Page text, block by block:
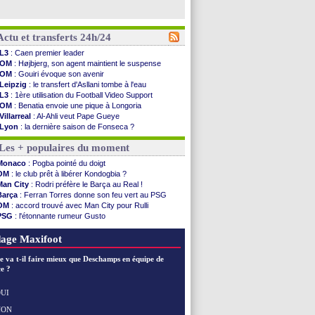
et transferts 24h/24
L3 : Caen premier leader
OM : Højbjerg, son agent maintient le suspense
OM : Gouiri évoque son avenir
Leipzig : le transfert d'Asllani tombe à l'eau
L3 : 1ère utilisation du Football Video Support
OM : Benatia envoie une pique à Longoria
Villarreal : Al-Ahli veut Pape Gueye
Lyon : la dernière saison de Fonseca ?
OM: un nouveau prétendant pour Højbjerg
Brest: un gardien norvégien en approche ?
OM: McCourt a versé 120 M€ en 2026
PSG: 4 retours dans le groupe face à Man Utd ...
Nice: Kevin Carlos va partir en Italie
L1: prison avec sursis requis contre un arbitre
Leganés: c'est signé pour Luca Zidane (off.)
Atletico: Ruggeri en route pour Aston Villa
Monaco: Filipe Luis soutient Biereth
PSG : Nsoki va signer en Croatie
Real: Mastantuono prêté à la Fiorentina (off.)
Man City
Palace
+ populaires du moment
: Pogba pointé du doigt
: le club prêt à libérer Kondogbia ?
City : Rodri préfère le Barça au Real !
: Ferran Torres donne son feu vert au PSG
: accord trouvé avec Man City pour Rulli
: l'étonnante rumeur Gusto
: Owori battu à mort à Kampala
Maxifoot
va t-il faire mieux que Deschamps en équipe de
?